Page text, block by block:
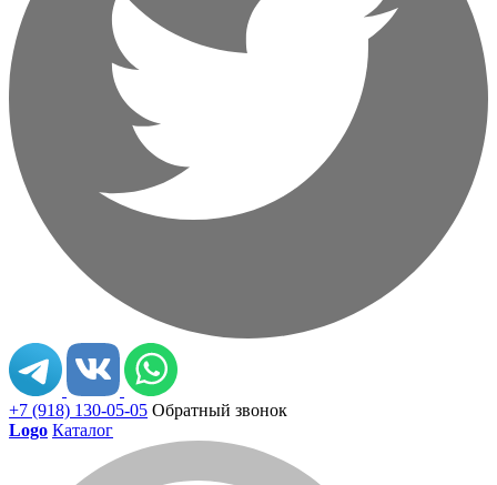
+7 (918) 130-05-05 Обратный звонок
Logo Каталог